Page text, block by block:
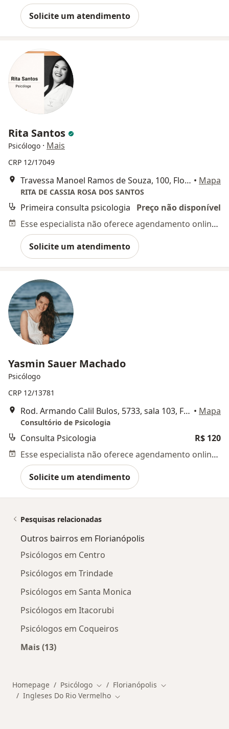
Solicite um atendimento
Rita Santos
Psicólogo · Mais
CRP 12/17049
Travessa Manoel Ramos de Souza, 100, Florianópolis • Mapa
RITA DE CASSIA ROSA DOS SANTOS
Primeira consulta psicologia
Preço não disponível
Esse especialista não oferece agendamento online para esse endereço.
Solicite um atendimento
Yasmin Sauer Machado
Psicólogo
CRP 12/13781
Rod. Armando Calil Bulos, 5733, sala 103, Florianópolis • Mapa
Consultório de Psicologia
Consulta Psicologia
R$ 120
Esse especialista não oferece agendamento online para esse endereço.
Solicite um atendimento
Pesquisas relacionadas
Outros bairros em Florianópolis
Psicólogos em Centro
Psicólogos em Trindade
Psicólogos em Santa Monica
Psicólogos em Itacorubi
Psicólogos em Coqueiros
Mais (13)
Homepage Psicólogo Mudar de cidade
Florianópolis Mudar de cidade
Ingleses Do Rio Vermelho Mudar de cidade